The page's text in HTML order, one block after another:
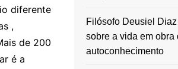
diferente
,
de 200
é a
Filósofo Deusiel
sobre a vida em obra
autoconhecimento